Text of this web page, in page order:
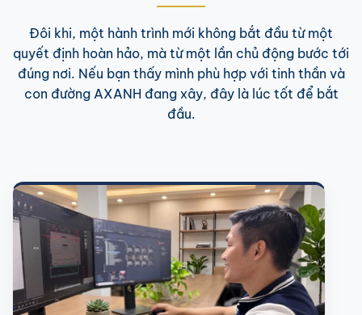
Đôi khi, một hành trình mới không bắt đầu từ một
quyết định hoàn hảo, mà từ một lần chủ động bước tới
đúng nơi. Nếu bạn thấy mình phù hợp với tinh thần và
con đường AXANH đang xây, đây là lúc tốt để bắt
đầu.